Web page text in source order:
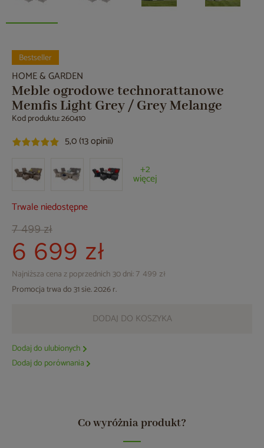
Bestseller
HOME & GARDEN
Meble ogrodowe technorattanowe
Memfis Light Grey / Grey Melange
Kod produktu: 260410
5,0 (13 opinii)
+2
więcej
Trwale niedostępne
7 499 zł
6 699 zł
Najniższa cena z poprzednich 30 dni: 7 499 zł
Promocja trwa do 31 sie. 2026 r.
DODAJ DO KOSZYKA
Dodaj do ulubionych
Dodaj do porównania
Co wyróżnia produkt?